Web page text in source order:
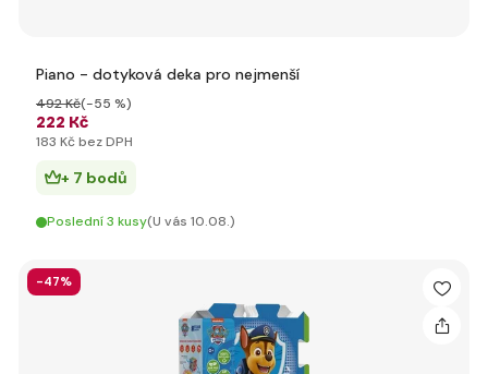
Piano - dotyková deka pro nejmenší
222 Kč
492 Kč(-55 %)
183 Kč bez DPH
+ 7 bodů
Poslední 3 kusy(U vás 10.08.)
-47%